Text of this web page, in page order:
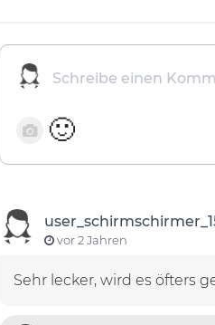
🙂
vor 2 Jahren
Sehr lecker, wird es öfters